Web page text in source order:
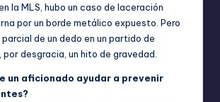
la MLS, hubo un caso de laceración
por un borde metálico expuesto. Pero
de un dedo en un partido de
por desgracia, un hito de gravedad.
un aficionado ayudar a prevenir